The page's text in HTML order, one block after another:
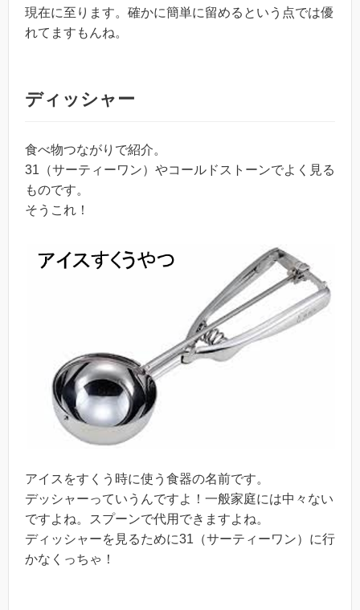
現在に至ります。確かに簡単に留めるという点では優
れてますもんね。
ディッシャー
食べ物つながりで紹介。
31（サーティーワン）やコールドストーンでよく見る
ものです。
そうこれ！
アイスをすくう時に使う食器の名前です。
デッシャーっていうんですよ！一般家庭には中々ない
ですよね。スプーンで代用できますよね。
ディッシャーを見るために31（サーティーワン）に行
かなくっちゃ！